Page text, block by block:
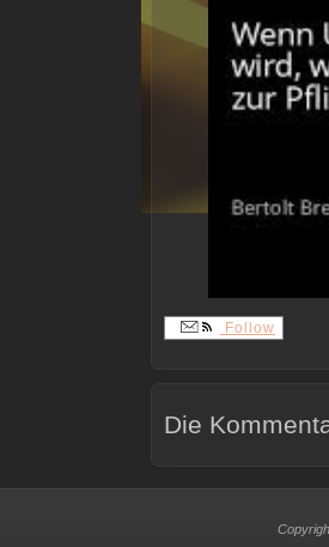
Follow
Die